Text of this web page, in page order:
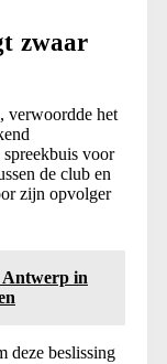
zwaar
verwoordde het
voor
de club en
zijn opvolger
in
deze beslissing